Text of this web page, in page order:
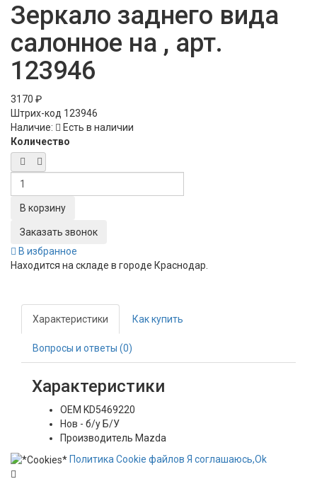
Зеркало заднего вида
салонное на , арт.
123946
3170 ₽
Штрих-код 123946
Наличие:
Есть в наличии
Количество
Заказать звонок
В избранное
Находится на складе в городе Краснодар
Характеристики Как купить
Вопросы и ответы (0)
Характеристики
OEM KD5469220
Нов - б/у Б/У
Производитель Mazda
Политика Сookie файлов Я соглашаюсь,Ok